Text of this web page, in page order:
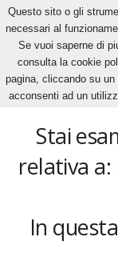
Home Tags Resoconto
resoconto
Stai
relativa
In
Questo sito o gli
necessari al
Se vuoi saperne di
consulta la cookie
pagina, cliccando su
acconsenti ad un